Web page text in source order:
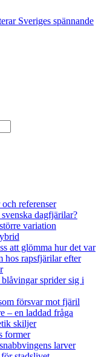
referenser
dagfjärilar?
variation
att glömma hur det var
hos rapsfjärilar efter
sprider sig i
försvar mot fjäril
– en laddad fråga
skiljer
former
larver